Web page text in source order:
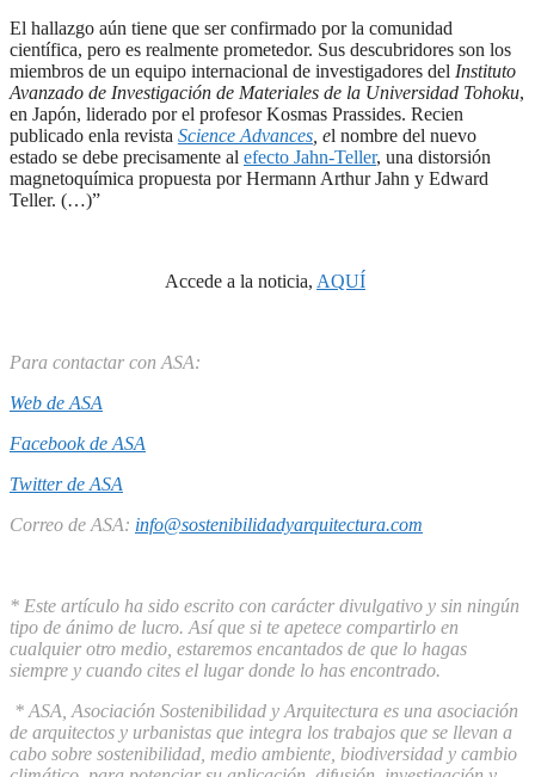
El hallazgo aún tiene que ser confirmado por la comunidad
científica, pero es realmente prometedor. Sus descubridores son los
miembros de un equipo internacional de investigadores del Instituto
Avanzado de Investigación de Materiales de la Universidad Tohoku,
en Japón, liderado por el profesor Kosmas Prassides. Recien
publicado enla revista Science Advances , el nombre del nuevo
estado se debe precisamente al efecto Jahn-Teller, una distorsión
magnetoquímica propuesta por Hermann Arthur Jahn y Edward
Teller. (…)”
Accede a la noticia, AQUÍ
Para contactar con ASA:
Web de ASA
Facebook de ASA
Twitter de ASA
Correo de ASA: info@sostenibilidadyarquitectura.com
* Este artículo ha sido escrito con carácter divulgativo y sin ningún
tipo de ánimo de lucro. Así que si te apetece compartirlo en
cualquier otro medio, estaremos encantados de que lo hagas
siempre y cuando cites el lugar donde lo has encontrado.
* ASA, Asociación Sostenibilidad y Arquitectura es una asociación
de arquitectos y urbanistas que integra los trabajos que se llevan a
cabo sobre sostenibilidad, medio ambiente, biodiversidad y cambio